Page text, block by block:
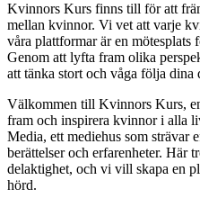
Kvinnors Kurs finns till för att
mellan kvinnor. Vi vet att varje
våra plattformar är en mötesplats
Genom att lyfta fram olika
att tänka stort och våga följa dina
Välkommen till Kvinnors Kurs,
fram och inspirera kvinnor i alla
Media, ett mediehus som strävar
berättelser och erfarenheter. Här
delaktighet, och vi vill skapa en
hörd.